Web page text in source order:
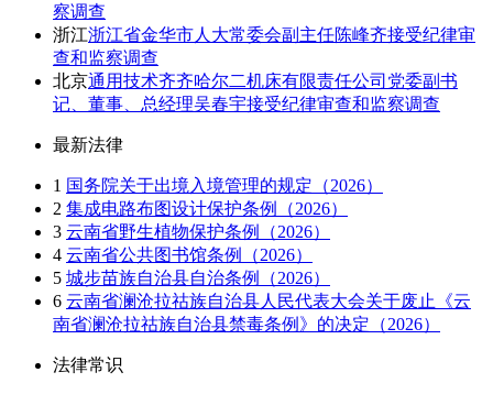
察调查
浙江浙江省金华市人大常委会副主任陈峰齐接受纪律审
查和监察调查
北京通用技术齐齐哈尔二机床有限责任公司党委副书
记、董事、总经理吴春宇接受纪律审查和监察调查
最新法律
1 国务院关于出境入境管理的规定（2026）
2 集成电路布图设计保护条例（2026）
3 云南省野生植物保护条例（2026）
4 云南省公共图书馆条例（2026）
5 城步苗族自治县自治条例（2026）
6 云南省澜沧拉祜族自治县人民代表大会关于废止《云
南省澜沧拉祜族自治县禁毒条例》的决定（2026）
法律常识